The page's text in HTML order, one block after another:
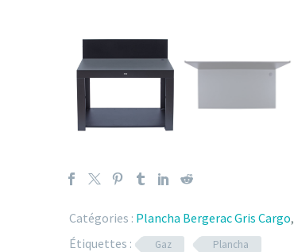
Catégories : Plancha Bergerac Gris Cargo,
Étiquettes :
Gaz Plancha